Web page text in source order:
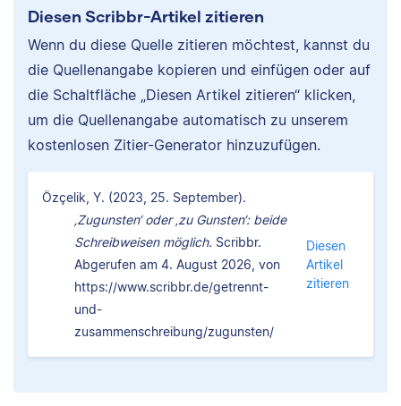
Diesen Scribbr-Artikel zitieren
Wenn du diese Quelle zitieren möchtest, kannst du
die Quellenangabe kopieren und einfügen oder auf
die Schaltfläche „Diesen Artikel zitieren“ klicken,
um die Quellenangabe automatisch zu unserem
kostenlosen Zitier-Generator hinzuzufügen.
Özçelik, Y. (2023, 25. September).
‚Zugunsten‘ oder ‚zu Gunsten‘: beide
Schreibweisen möglich. Scribbr.
Abgerufen am 4. August 2026, von
https://www.scribbr.de/getrennt-
und-
zusammenschreibung/zugunsten/
Diesen
Artikel
zitieren